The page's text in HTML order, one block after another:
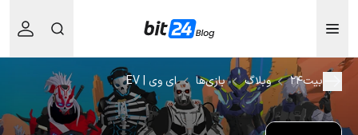
بیت۲۴ وبلاگ بازی‌ها ای وی | EV